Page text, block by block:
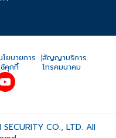
โยบายการ
ช้คุกกี้
|สัญญาบริการ
โทรคมนาคม
CO., LTD. All